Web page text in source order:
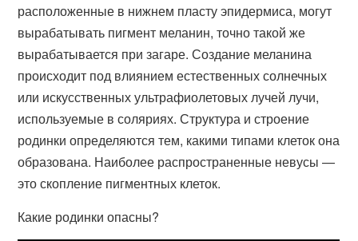
расположенные в нижнем пласту эпидермиса, могут
вырабатывать пигмент меланин, точно такой же
вырабатывается при загаре. Создание меланина
происходит под влиянием естественных солнечных
или искусственных ультрафиолетовых лучей лучи,
используемые в соляриях. Структура и строение
родинки определяются тем, какими типами клеток она
образована. Наиболее распространенные невусы —
это скопление пигментных клеток.
Какие родинки опасны?